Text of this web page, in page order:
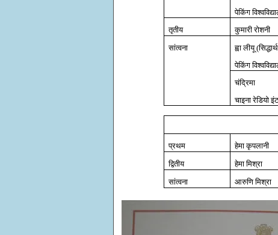
पेकिंग
तृतीय
कुमारी रोशनी
सांत्वना
ह्वा लीयू
पेकिंग
चंद्रिमा
चाइना रेडियो
प्रथम
हेमा कृपलानी
द्वितीय
हेमा मिश्रा
सांत्वना
आरुणि मिश्रा